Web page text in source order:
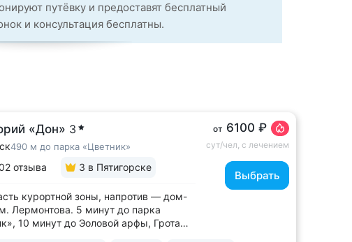
путёвку и предоставят бесплатный
и консультация бесплатны.
«Дон» 3
490 м до парка «Цветник»
отзыва 3 в Пятигорске
курортной зоны, напротив — дом-
Лермонтова. 5 минут до парка
10 минут до Эоловой арфы, Грота
от 6100 ₽
сут/чел, с лечением
Выбрать